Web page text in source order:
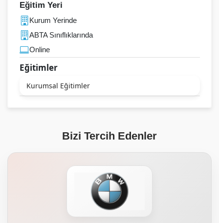
Eğitim Yeri
Kurum Yerinde
ABTA Sınıflıklarında
Online
Eğitimler
Kurumsal Eğitimler
Bizi Tercih Edenler